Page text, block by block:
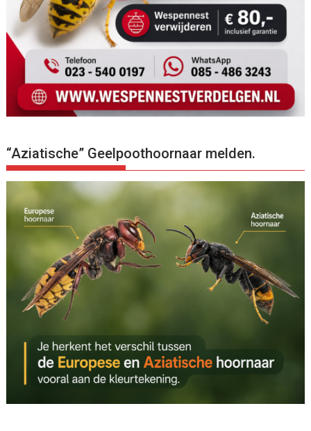
“Aziatische” Geelpoothoornaar melden.